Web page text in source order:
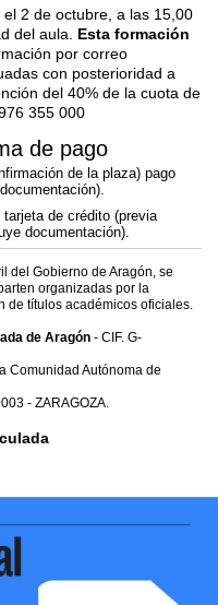
2 de octubre, a las 15,00
del aula. Esta formación
por correo
con posterioridad a
del 40% de la cuota de
355 000
de pago
de la plaza) pago
de crédito (previa
documentación).
del Gobierno de Aragón, se
organizadas por la
de títulos académicos oficiales.
de Aragón - CIF. G-
Comunidad Autónoma de
- ZARAGOZA.